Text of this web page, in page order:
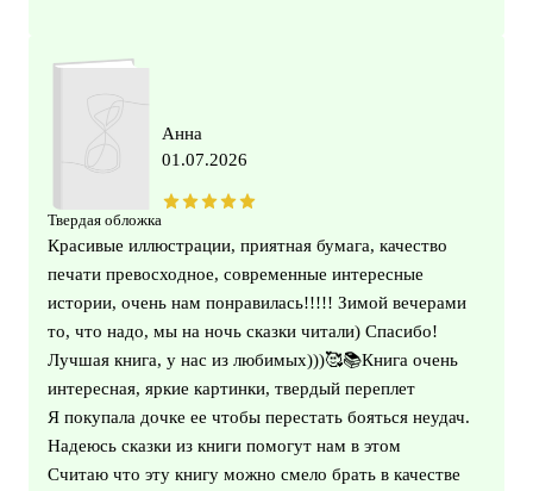
Твердая обложка
Анна
01.07.2026
Красивые иллюстрации, приятная бумага, качество
печати превосходное, современные интересные
истории, очень нам понравилась!!!!! Зимой вечерами
то, что надо, мы на ночь сказки читали) Спасибо!
Лучшая книга, у нас из любимых)))🥰📚Книга очень
интересная, яркие картинки, твердый переплет
Я покупала дочке ее чтобы перестать бояться неудач.
Надеюсь сказки из книги помогут нам в этом
Считаю что эту книгу можно смело брать в качестве